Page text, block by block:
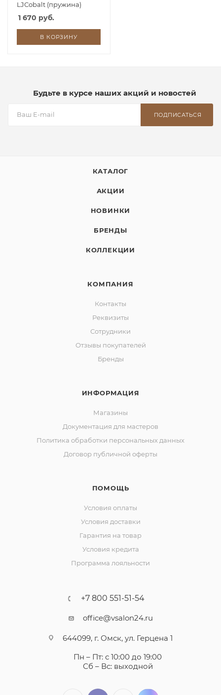
LJCobalt (пружина)
1 670 руб.
В КОРЗИНУ
Будьте в курсе наших акций и новостей
ПОДПИСАТЬСЯ
КАТАЛОГ
АКЦИИ
НОВИНКИ
БРЕНДЫ
КОЛЛЕКЦИИ
КОМПАНИЯ
Контакты
Реквизиты
Сотрудники
Отзывы покупателей
Бренды
ИНФОРМАЦИЯ
Магазины
Документация для мастеров
Политика обработки персональных данных
Договор публичной оферты
ПОМОЩЬ
Условия оплаты
Условия доставки
Гарантия на товар
Условия кредита
Программа лояльности
+7 800 551-51-54
office@vsalon24.ru
644099, г. Омск, ул. Герцена 1
Пн – Пт: с 10:00 до 19:00
Сб – Вс: выходной